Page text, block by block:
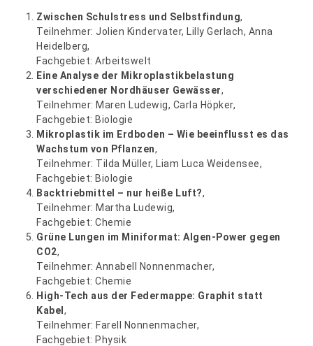
Zwischen Schulstress und Selbstfindung,
Teilnehmer: Jolien Kindervater, Lilly Gerlach, Anna
Heidelberg,
Fachgebiet: Arbeitswelt
Eine Analyse der Mikroplastikbelastung
verschiedener Nordhäuser Gewässer,
Teilnehmer: Maren Ludewig, Carla Höpker,
Fachgebiet: Biologie
Mikroplastik im Erdboden – Wie beeinflusst es das
Wachstum von Pflanzen,
Teilnehmer: Tilda Müller, Liam Luca Weidensee,
Fachgebiet: Biologie
Backtriebmittel – nur heiße Luft?,
Teilnehmer: Martha Ludewig,
Fachgebiet: Chemie
Grüne Lungen im Miniformat: Algen-Power gegen
CO2,
Teilnehmer: Annabell Nonnenmacher,
Fachgebiet: Chemie
High-Tech aus der Federmappe: Graphit statt
Kabel ,
Teilnehmer: Farell Nonnenmacher,
Fachgebiet: Physik